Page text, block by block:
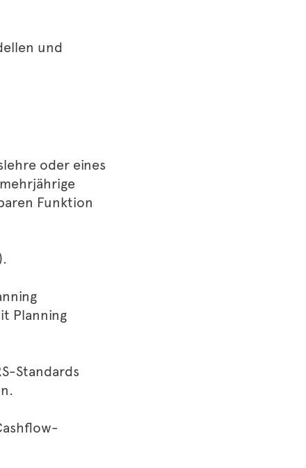
und
oder eines
Funktion
Planning
Standards